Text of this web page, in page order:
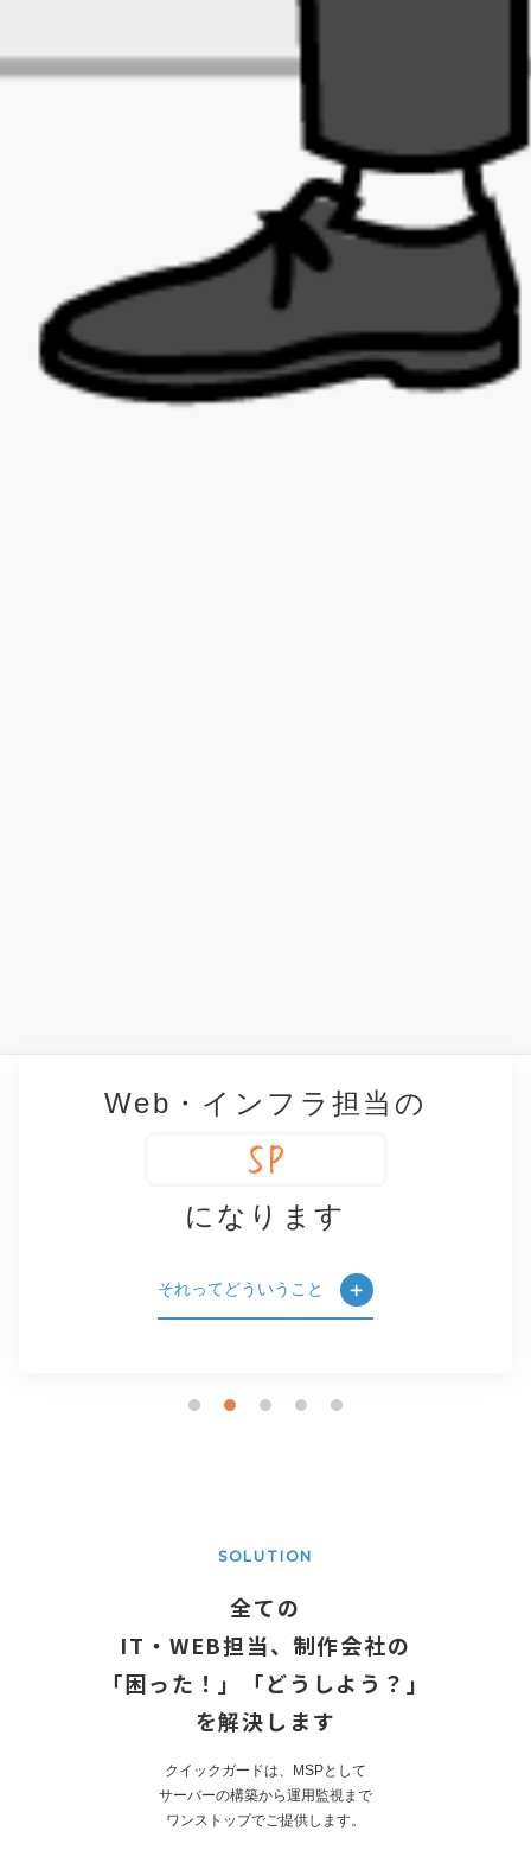
Web・インフラ担当の
になります
それってどういうこと
SOLUTION
全ての
IT・WEB担当、制作会社の
「困った！」「どうしよう？」
を解決します
クイックガードは、MSPとして
サーバーの構築から運用監視まで
ワンストップでご提供します。